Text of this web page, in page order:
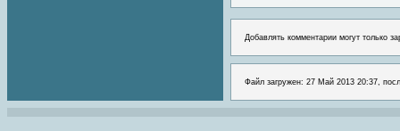
Добавлять комментарии могут только
Файл загружен: 27 Май 2013 20:37,